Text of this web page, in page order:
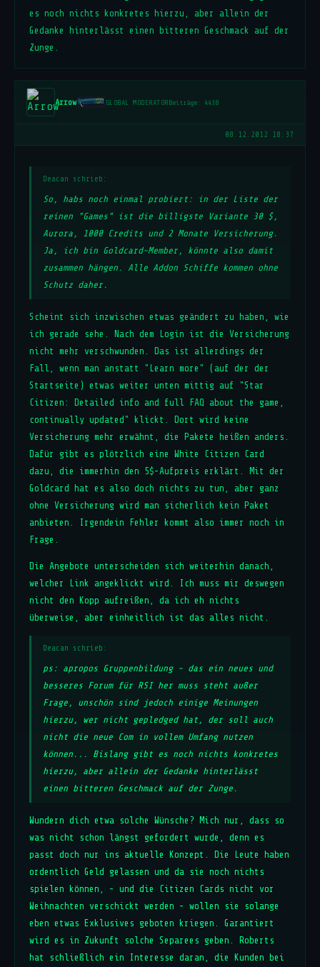
es noch nichts konkretes hierzu, aber allein der
Gedanke hinterlässt einen bitteren Geschmack auf der
Zunge.
Arrow GLOBAL MODERATORBeiträge: 4438
08.12.2012 18:37
Deacan schrieb:
So, habs noch einmal probiert: in der Liste der
reinen "Games" ist die billigste Variante 30 $,
Aurora, 1000 Credits und 2 Monate Versicherung.
Ja, ich bin Goldcard-Member, könnte also damit
zusammen hängen. Alle Addon Schiffe kommen ohne
Schutz daher.
Scheint sich inzwischen etwas geändert zu haben, wie
ich gerade sehe. Nach dem Login ist die Versicherung
nicht mehr verschwunden. Das ist allerdings der
Fall, wenn man anstatt "Learn more" (auf der der
Startseite) etwas weiter unten mittig auf "Star
Citizen: Detailed info and full FAQ about the game,
continually updated" klickt. Dort wird keine
Versicherung mehr erwähnt, die Pakete heißen anders.
Dafür gibt es plötzlich eine White Citizen Card
dazu, die immerhin den 5$-Aufpreis erklärt. Mit der
Goldcard hat es also doch nichts zu tun, aber ganz
ohne Versicherung wird man sicherlich kein Paket
anbieten. Irgendein Fehler kommt also immer noch in
Frage.
Die Angebote unterscheiden sich weiterhin danach,
welcher Link angeklickt wird. Ich muss mir deswegen
nicht den Kopp aufreißen, da ich eh nichts
überweise, aber einheitlich ist das alles nicht.
Deacan schrieb:
ps: apropos Gruppenbildung - das ein neues und
besseres Forum für RSI her muss steht außer
Frage, unschön sind jedoch einige Meinungen
hierzu, wer nicht gepledged hat, der soll auch
nicht die neue Com in vollem Umfang nutzen
können... Bislang gibt es noch nichts konkretes
hierzu, aber allein der Gedanke hinterlässt
einen bitteren Geschmack auf der Zunge.
Wundern dich etwa solche Wünsche? Mich nur, dass so
was nicht schon längst gefordert wurde, denn es
passt doch nur ins aktuelle Konzept. Die Leute haben
ordentlich Geld gelassen und da sie noch nichts
spielen können, - und die Citizen Cards nicht vor
Weihnachten verschickt werden - wollen sie solange
eben etwas Exklusives geboten kriegen. Garantiert
wird es in Zukunft solche Separees geben. Roberts
hat schließlich ein Interesse daran, die Kunden bei